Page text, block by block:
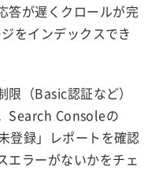
答が遅くクロールが完
をインデックスでき
（Basic認証など）
Search Consoleの
登録」レポートを確認
エラーがないかをチェ